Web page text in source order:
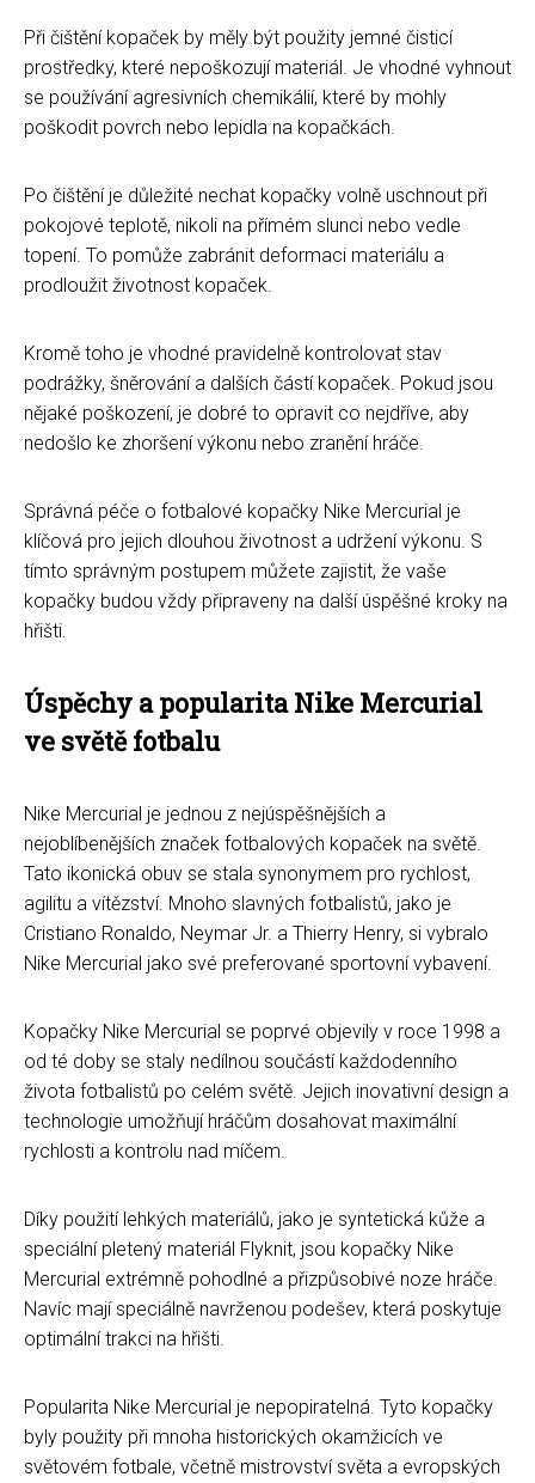
Při čištění kopaček by měly být použity jemné čisticí
prostředky, které nepoškozují materiál. Je vhodné vyhnout
se používání agresivních chemikálií, které by mohly
poškodit povrch nebo lepidla na kopačkách.
Po čištění je důležité nechat kopačky volně uschnout při
pokojové teplotě, nikoli na přímém slunci nebo vedle
topení. To pomůže zabránit deformaci materiálu a
prodloužit životnost kopaček.
Kromě toho je vhodné pravidelně kontrolovat stav
podrážky, šněrování a dalších částí kopaček. Pokud jsou
nějaké poškození, je dobré to opravit co nejdříve, aby
nedošlo ke zhoršení výkonu nebo zranění hráče.
Správná péče o fotbalové kopačky Nike Mercurial je
klíčová pro jejich dlouhou životnost a udržení výkonu. S
tímto správným postupem můžete zajistit, že vaše
kopačky budou vždy připraveny na další úspěšné kroky na
hřišti.
Úspěchy a popularita Nike Mercurial
ve světě fotbalu
Nike Mercurial je jednou z nejúspěšnějších a
nejoblíbenějších značek fotbalových kopaček na světě.
Tato ikonická obuv se stala synonymem pro rychlost,
agilitu a vítězství. Mnoho slavných fotbalistů, jako je
Cristiano Ronaldo, Neymar Jr. a Thierry Henry, si vybralo
Nike Mercurial jako své preferované sportovní vybavení.
Kopačky Nike Mercurial se poprvé objevily v roce 1998 a
od té doby se staly nedílnou součástí každodenního
života fotbalistů po celém světě. Jejich inovativní design a
technologie umožňují hráčům dosahovat maximální
rychlosti a kontrolu nad míčem.
Díky použití lehkých materiálů, jako je syntetická kůže a
speciální pletený materiál Flyknit, jsou kopačky Nike
Mercurial extrémně pohodlné a přizpůsobivé noze hráče.
Navíc mají speciálně navrženou podešev, která poskytuje
optimální trakci na hřišti.
Popularita Nike Mercurial je nepopiratelná. Tyto kopačky
byly použity při mnoha historických okamžicích ve
světovém fotbale, včetně mistrovství světa a evropských